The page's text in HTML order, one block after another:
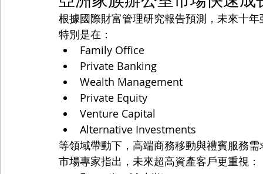
根據國際財富管理研究報告預測，未來十
特別是在：
Family Office
Private Banking
Wealth Management
Private Equity
Venture Capital
Alternative Investments
等領域帶動下，高端商務移動與禮賓服務
市場專家指出，未來超高資產客戶更重視：